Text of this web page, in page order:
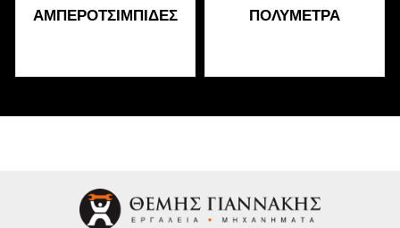
ΑΜΠΕΡΟΤΣΙΜΠΊΔΕΣ ΠΟΛΎΜΕΤΡΑ